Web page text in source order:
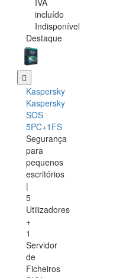
IVA
incluído
Indisponível
Destaque
Kaspersky
Kaspersky
SOS
5PC+1FS
Segurança
para
pequenos
escritórios
|
5
Utilizadores
+
1
Servidor
de
Ficheiros